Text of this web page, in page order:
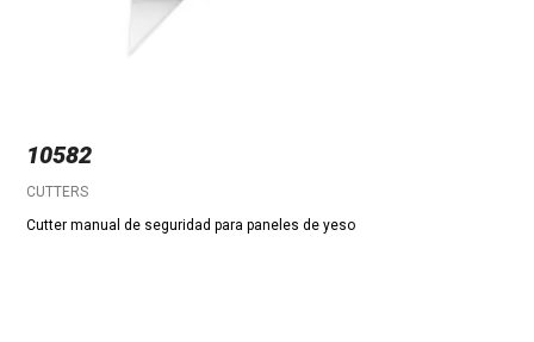
10582
CUTTERS
Cutter manual de seguridad para paneles de yeso